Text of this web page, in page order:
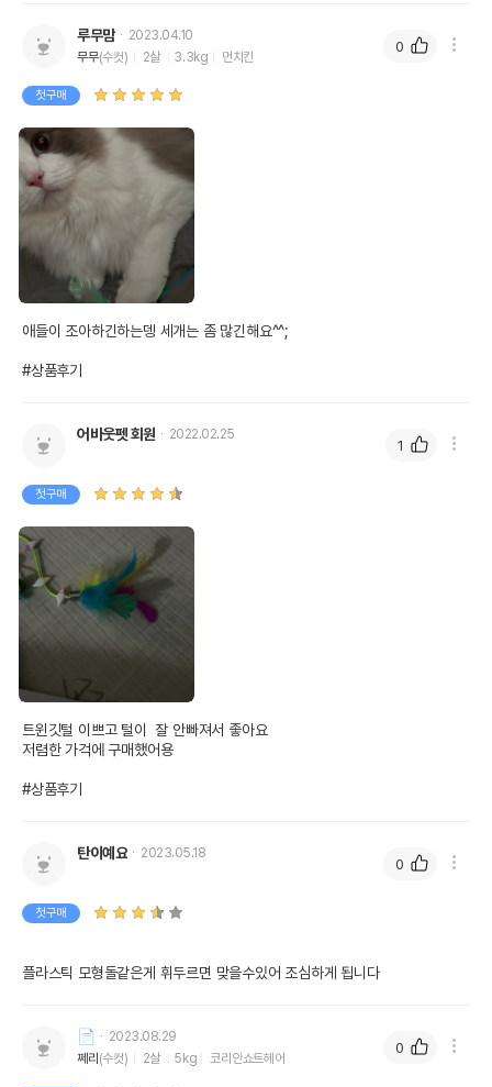
상품 필수 정보
경우 그에 대한 사항
제조자,수입품의 경우
펫모닝
루무맘
2023.04.10
무무(수컷) 2살 3.3kg 먼치킨
첫구매
애들이 조아하긴하는뎅 세개는 좀 많긴해요^^;
#상품후기
0
어바웃펫 회원 2022.02.25
첫구매
트윈깃털 이쁘고 털이  잘 안빠져서 좋아요
저렴한 가걱에 구매했어용
#상품후기
1
탄이예요 2023.05.18
첫구매
플라스틱 모형돌같은게 휘두르면 맞을수있어 조심하게 됩니다
0
📄
2023.08.29
쩨리 (수컷) 2살 5kg 코리안쇼트헤어
0